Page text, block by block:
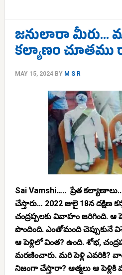
జనులారా మీరు…
కల్యాణం చూతము
MAY 15, 2024BY M S R
Sai Vamshi….. ప్రేత కల్యాణాలు..
చేస్తారు… 2022 జులై 18న దక్షిణ
చంద్రప్పలకు వివాహం జరిగింది. ఆ
పొందింది. ఎంతోమంది చెప్పుకునే
ఆ పెళ్లిలో వింత? ఉంది. శోభ,
మరణించారు. మరి పెళ్లి ఎవరికి? వారి
నిజంగా చేస్తారా? ఆత్మలు ఆ పెళ్లికి